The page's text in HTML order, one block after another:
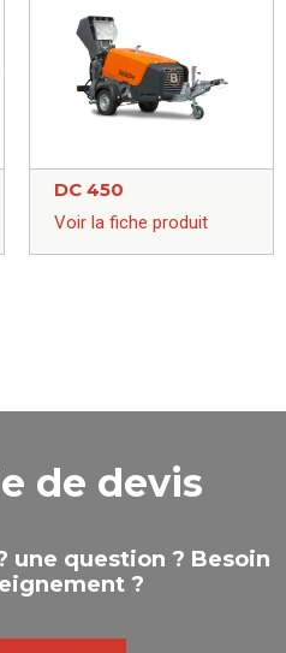
DC 450
Voir la fiche produit
de devis
une question ? Besoin
?